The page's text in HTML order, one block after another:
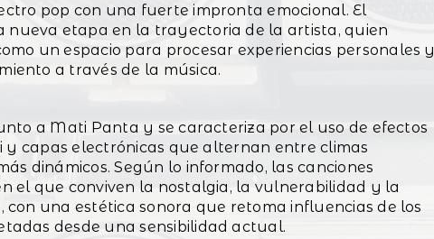
pop con una fuerte impronta emocional. El
nueva etapa en la trayectoria de la artista, quien
un espacio para procesar experiencias personales y
a través de la música.
a Mati Panta y se caracteriza por el uso de efectos
y capas electrónicas que alternan entre climas
dinámicos. Según lo informado, las canciones
el que conviven la nostalgia, la vulnerabilidad y la
con una estética sonora que retoma influencias de los
desde una sensibilidad actual.